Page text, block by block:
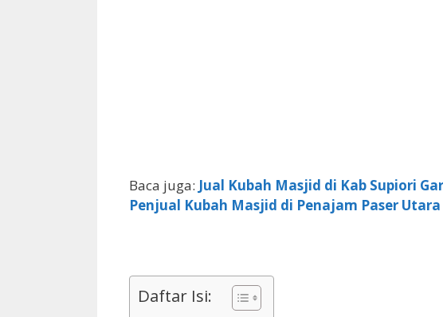
Baca juga: Jual Kubah Masjid di Kab Supiori
Penjual Kubah Masjid di Penajam Paser Utara
Daftar Isi: